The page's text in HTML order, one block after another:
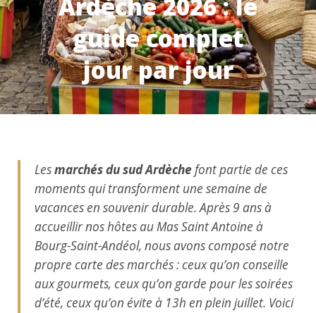
Ardèche 2026 : le
guide complet
jour par jour
Lesmarchés du sud Ardèchefont partie de ces
moments qui transforment une semaine de
vacances en souvenir durable. Après 9 ans à
accueillir nos hôtes au Mas Saint Antoine à
Bourg-Saint-Andéol, nous avons composé notre
propre carte des marchés : ceux qu’on conseille
aux gourmets, ceux qu’on garde pour les soirées
d’été, ceux qu’on évite à 13h en plein juillet. Voici